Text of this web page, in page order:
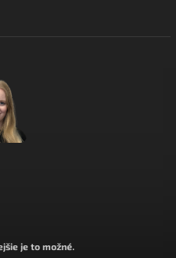
je to možné.